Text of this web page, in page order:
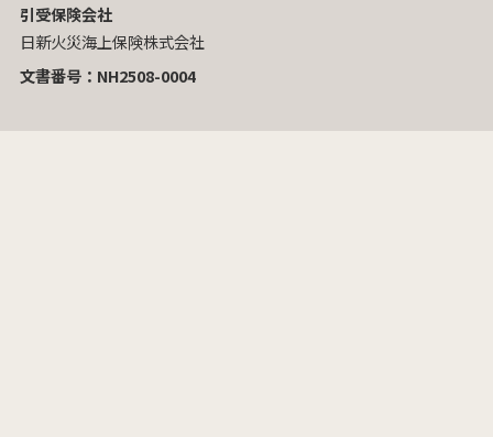
引受保険会社
日新火災海上保険株式会社
文書番号：NH2508-0004